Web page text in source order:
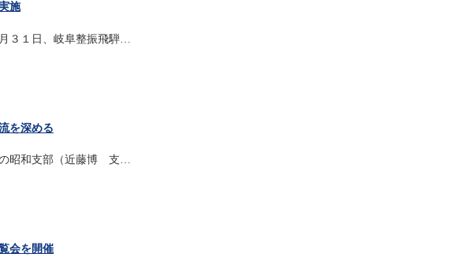
施
３１日、岐阜整振飛騨…
を深める
昭和支部（近藤博 支…
会を開催